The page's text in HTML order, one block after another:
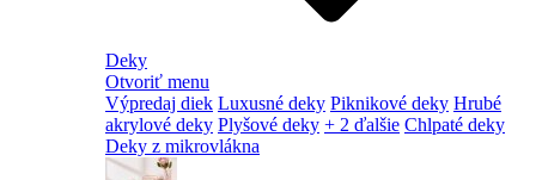
Deky
Otvoriť menu
Výpredaj diek Luxusné deky Piknikové deky Hrubé
akrylové deky Plyšové deky + 2 ďalšie Chlpaté deky
Deky z mikrovlákna